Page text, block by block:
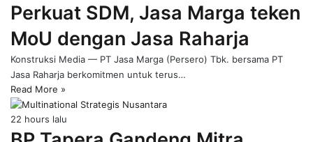
page
Perkuat SDM, Jasa Marga teken
MoU dengan Jasa Raharja
Konstruksi Media — PT Jasa Marga (Persero) Tbk. bersama PT
Jasa Raharja berkomitmen untuk terus…
Read More »
22 hours lalu